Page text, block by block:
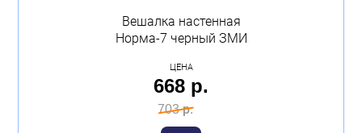
Вешалка настенная
Норма-7 черный ЗМИ
ЦЕНА
668 р.
703 р.